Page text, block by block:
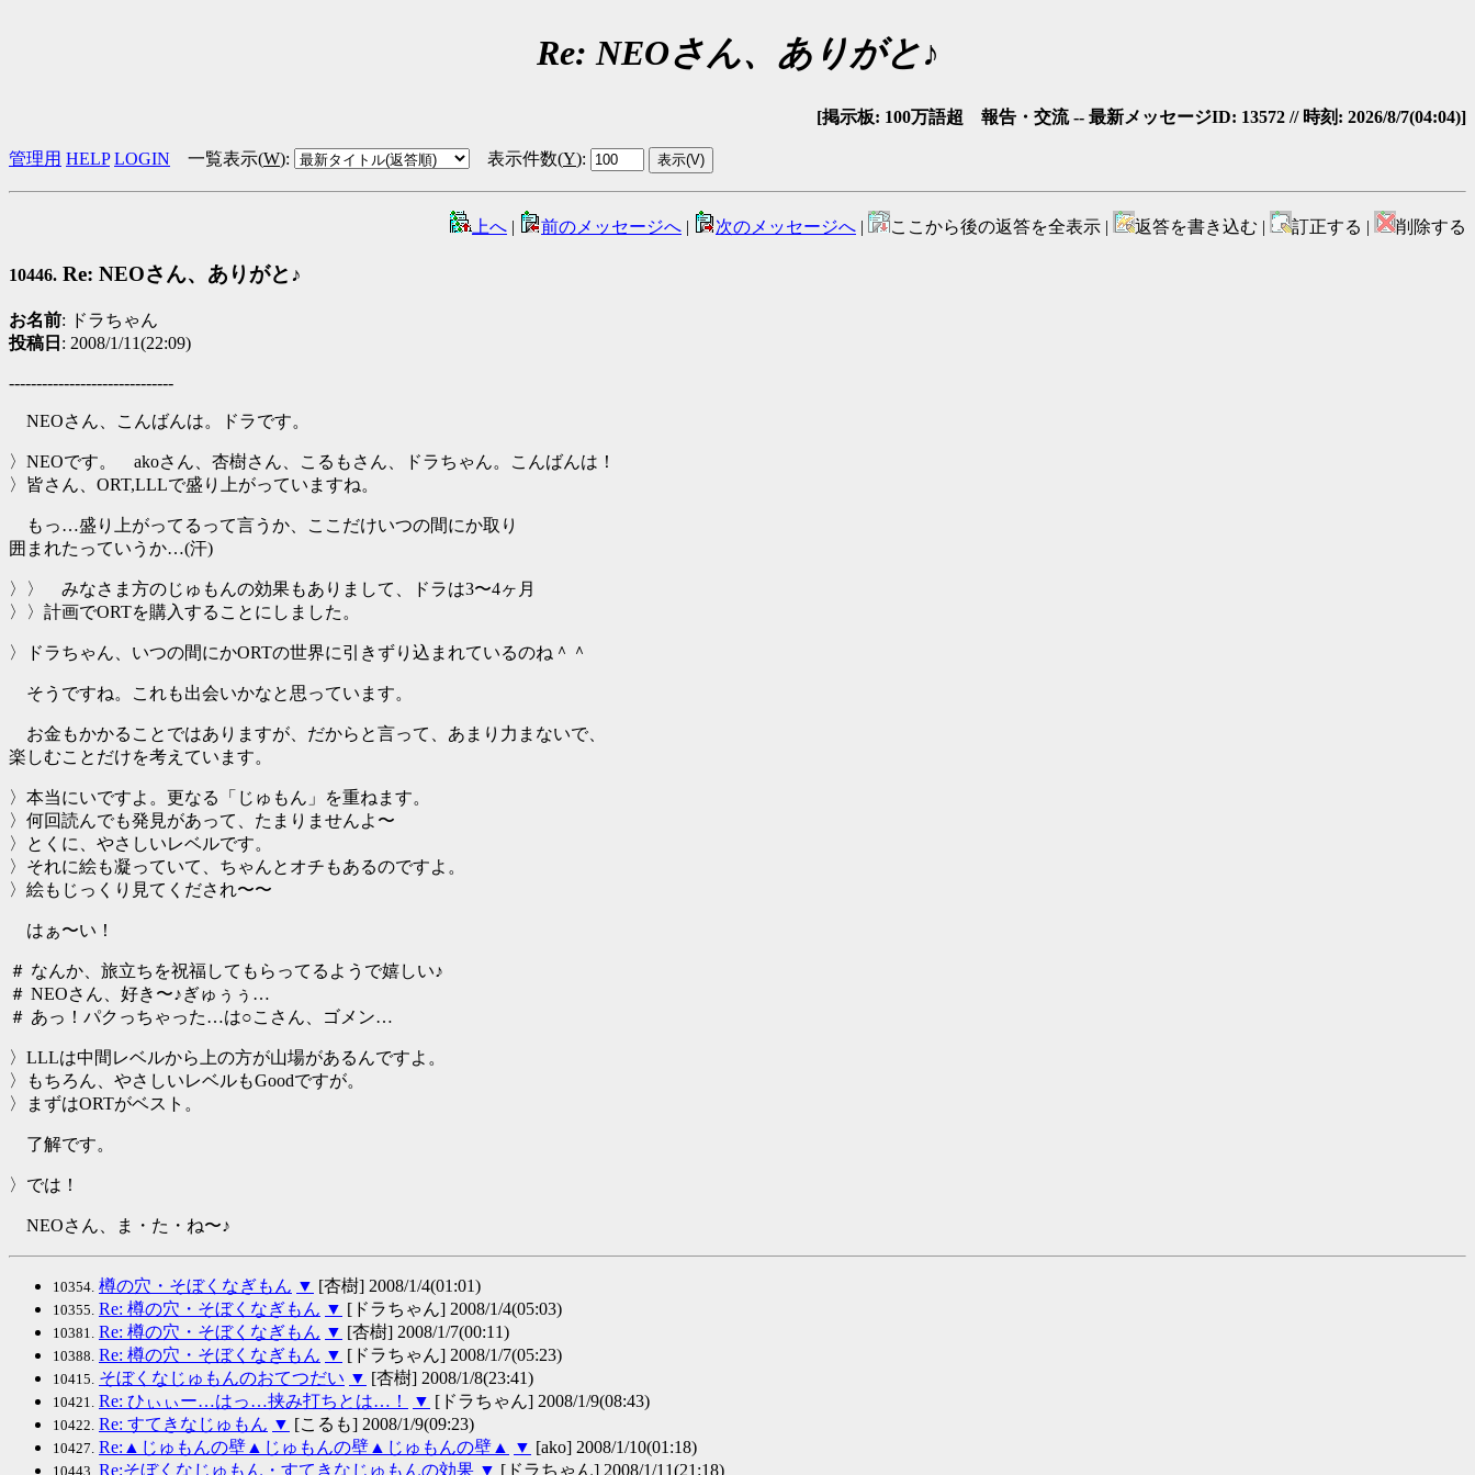
Re: NEOさん、ありがと♪
[掲示板: 100万語超 報告・交流 -- 最新メッセージID: 13572 // 時刻: 2026/8/7(04:04)]
管理用 HELP LOGIN 一覧表示(W): 表示件数(Y):
上へ | 前のメッセージへ | 次のメッセージへ | ここから後の返答を全表示 | 返答を書き込む | 訂正する | 削除する
10446. Re: NEOさん、ありがと♪
お名前: ドラちゃん
投稿日 : 2008/1/11(22:09)
------------------------------
NEOさん、こんばんは。ドラです。
〉NEOです。 akoさん、杏樹さん、こるもさん、ドラちゃん。こんばんは！
〉皆さん、ORT,LLLで盛り上がっていますね。
もっ…盛り上がってるって言うか、ここだけいつの間にか取り
囲まれたっていうか…(汗)
〉〉 みなさま方のじゅもんの効果もありまして、ドラは3〜4ヶ月
〉〉計画でORTを購入することにしました。
〉ドラちゃん、いつの間にかORTの世界に引きずり込まれているのね＾＾
そうですね。これも出会いかなと思っています。
お金もかかることではありますが、だからと言って、あまり力まないで、
楽しむことだけを考えています。
〉本当にいですよ。更なる「じゅもん」を重ねます。
〉何回読んでも発見があって、たまりませんよ〜
〉とくに、やさしいレベルです。
〉それに絵も凝っていて、ちゃんとオチもあるのですよ。
〉絵もじっくり見てくだされ〜〜
はぁ〜い！
＃ なんか、旅立ちを祝福してもらってるようで嬉しい♪
＃ NEOさん、好き〜♪ぎゅぅぅ…
＃ あっ！パクっちゃった…は○こさん、ゴメン…
〉LLLは中間レベルから上の方が山場があるんですよ。
〉もちろん、やさしいレベルもGoodですが。
〉まずはORTがベスト。
了解です。
〉では！
NEOさん、ま・た・ね〜♪
10354. 樽の穴・そぼくなぎもん ▼ [杏樹] 2008/1/4(01:01)
10355. Re: 樽の穴・そぼくなぎもん ▼ [ドラちゃん] 2008/1/4(05:03)
10381. Re: 樽の穴・そぼくなぎもん ▼ [杏樹] 2008/1/7(00:11)
10388. Re: 樽の穴・そぼくなぎもん ▼ [ドラちゃん] 2008/1/7(05:23)
10415. そぼくなじゅもんのおてつだい ▼ [杏樹] 2008/1/8(23:41)
10421. Re: ひぃぃー…はっ…挟み打ちとは…！ ▼ [ドラちゃん] 2008/1/9(08:43)
10422. Re: すてきなじゅもん ▼ [こるも] 2008/1/9(09:23)
10427. Re:▲じゅもんの壁▲じゅもんの壁▲じゅもんの壁▲ ▼ [ako] 2008/1/10(01:18)
10443. Re:そぼくなじゅもん・すてきなじゅもんの効果 ▼ [ドラちゃん] 2008/1/11(21:18)